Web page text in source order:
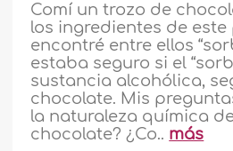
Comí un trozo de
los ingredientes de
encontré entre ellos
estaba seguro si el
sustancia alcohólica,
chocolate. Mis
la naturaleza química
chocolate? ¿Co.. más